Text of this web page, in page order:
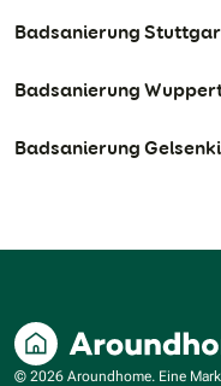
Badsanierung
Badsanierung
Badsanierung
© 2026 Aroundhome. Eine